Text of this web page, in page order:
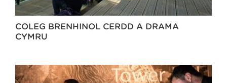
COLEG BRENHINOL CERDD A DRAMA
CYMRU